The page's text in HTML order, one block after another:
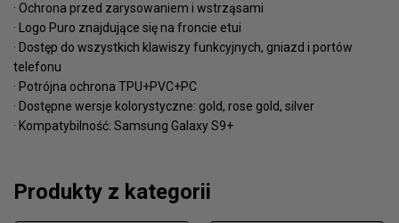
· Ochrona przed zarysowaniem i wstrząsami
· Logo Puro znajdujące się na froncie etui
· Dostęp do wszystkich klawiszy funkcyjnych, gniazd i portów
telefonu
· Potrójna ochrona TPU+PVC+PC
· Dostępne wersje kolorystyczne: gold, rose gold, silver
· Kompatybilność: Samsung Galaxy S9+
Produkty z kategorii